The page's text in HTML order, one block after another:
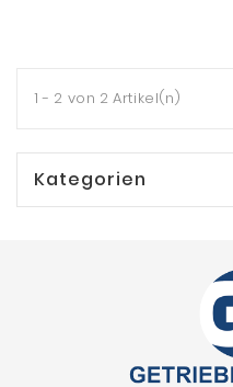
1 - 2 von 2 Artikel(n)
Kategorien